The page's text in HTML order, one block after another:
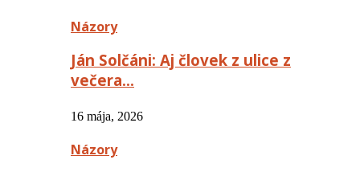
Názory
Ján Solčáni: Aj človek z ulice z
večera…
16 mája, 2026
Názory